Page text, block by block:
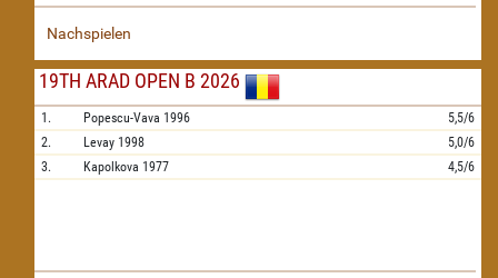
Nachspielen
19TH ARAD OPEN B 2026
1. Popescu-Vava 1996
5,5/6
2.
Levay 1998
5,0/6
3.
Kapolkova 1977 4,5/6